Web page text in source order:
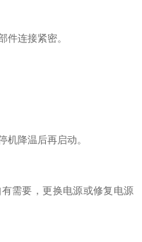
接紧密。
机降温后再启动。
要，更换电源或修复电源